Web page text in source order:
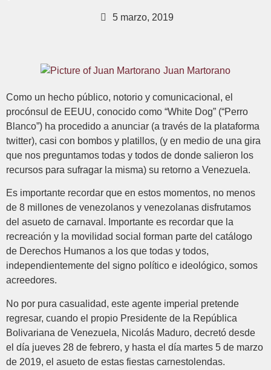
5 marzo, 2019
Juan Martorano
Como un hecho público, notorio y comunicacional, el
procónsul de EEUU, conocido como “White Dog” (“Perro
Blanco”) ha procedido a anunciar (a través de la plataforma
twitter), casi con bombos y platillos, (y en medio de una gira
que nos preguntamos todas y todos de donde salieron los
recursos para sufragar la misma) su retorno a Venezuela.
Es importante recordar que en estos momentos, no menos
de 8 millones de venezolanos y venezolanas disfrutamos
del asueto de carnaval. Importante es recordar que la
recreación y la movilidad social forman parte del catálogo
de Derechos Humanos a los que todas y todos,
independientemente del signo político e ideológico, somos
acreedores.
No por pura casualidad, este agente imperial pretende
regresar, cuando el propio Presidente de la República
Bolivariana de Venezuela, Nicolás Maduro, decretó desde
el día jueves 28 de febrero, y hasta el día martes 5 de marzo
de 2019, el asueto de estas fiestas carnestolendas.